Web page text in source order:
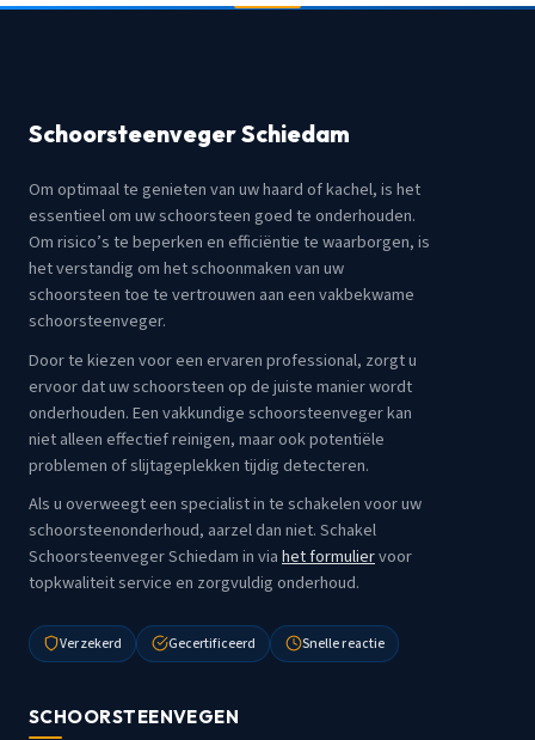
Schoorsteenveger Schiedam
Om optimaal te genieten van uw haard of kachel, is het
essentieel om uw schoorsteen goed te onderhouden.
Om risico’s te beperken en efficiëntie te waarborgen, is
het verstandig om het schoonmaken van uw
schoorsteen toe te vertrouwen aan een vakbekwame
schoorsteenveger.
Door te kiezen voor een ervaren professional, zorgt u
ervoor dat uw schoorsteen op de juiste manier wordt
onderhouden. Een vakkundige schoorsteenveger kan
niet alleen effectief reinigen, maar ook potentiële
problemen of slijtageplekken tijdig detecteren.
Als u overweegt een specialist in te schakelen voor uw
schoorsteenonderhoud, aarzel dan niet. Schakel
Schoorsteenveger Schiedam in viahet formuliervoor
topkwaliteit service en zorgvuldig onderhoud.
Verzekerd Gecertificeerd Snelle reactie
SCHOORSTEENVEGEN